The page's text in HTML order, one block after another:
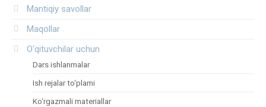
Mantiqiy savollar
Maqollar
O‘qituvchilar uchun
Dars ishlanmalar
Ish rejalar to‘plami
Ko‘rgazmali materiallar